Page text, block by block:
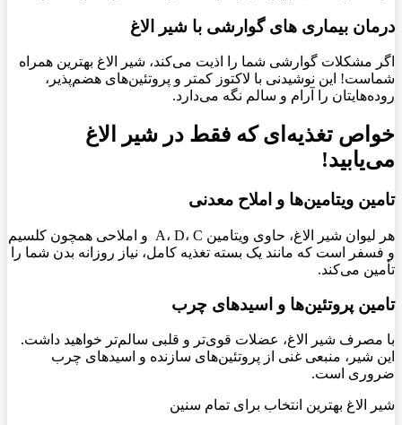
درمان بیماری های گوارشی با شیر الاغ
اگر مشکلات گوارشی شما را اذیت می‌کند، شیر الاغ بهترین همراه
شماست! این نوشیدنی با لاکتوز کمتر و پروتئین‌های هضم‌پذیر،
روده‌هایتان را آرام و سالم نگه می‌دارد.
خواص تغذیه‌ای که فقط در شیر الاغ
می‌یابید!
تامین ویتامین‌ها و املاح معدنی
هر لیوان شیر الاغ، حاوی ویتامین A، D، C و املاحی همچون کلسیم
و فسفر است که مانند یک بسته تغذیه کامل، نیاز روزانه بدن شما را
تأمین می‌کند.
تامین پروتئین‌ها و اسیدهای چرب
با مصرف شیر الاغ، عضلات قوی‌تر و قلبی سالم‌تر خواهید داشت.
این شیر، منبعی غنی از پروتئین‌های سازنده و اسیدهای چرب
ضروری است.
شیر الاغ بهترین انتخاب برای تمام سنین